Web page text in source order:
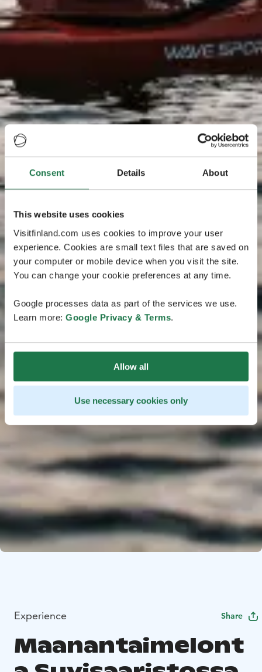
Consent Details About
This website uses cookies
Visitfinland.com uses cookies to improve your user
experience. Cookies are small text files that are saved on
your computer or mobile device when you visit the site.
You can change your cookie preferences at any time.
Google processes data as part of the services we use.
Learn more: Google Privacy & Terms.
Allow all
Use necessary cookies only
Experience Share
Maanantaimelont